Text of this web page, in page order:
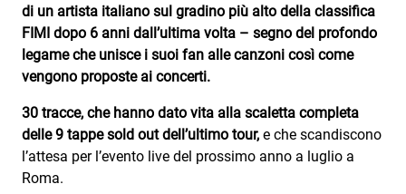
di un artista italiano sul gradino più alto della classifica
FIMI dopo 6 anni dall’ultima volta – segno del profondo
legame che unisce i suoi fan alle canzoni così come
vengono proposte ai concerti.
30 tracce, che hanno dato vita alla scaletta completa
delle 9 tappe sold out dell’ultimo tour, e che scandiscono
l’attesa per l’evento live del prossimo anno a luglio a
Roma.